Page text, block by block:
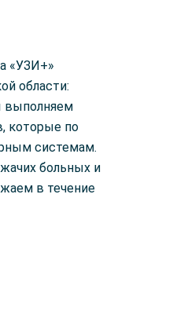
«УЗИ+»
области:
выполняем
которые по
системам.
больных и
в течение